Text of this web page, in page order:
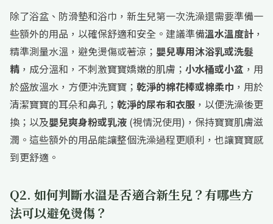
除了浴盆、防滑墊和浴巾，新生兒第一次洗澡還需要準備一
些額外的用品，以確保舒適和安全。建議準備溫水溫度計 ，
精準測量水溫，避免燙傷或著涼； 嬰兒專用沐浴乳或洗髮
精 ，成分溫和，不刺激寶寶嬌嫩的肌膚； 小水桶或小盆 ，用
於盛放溫水，方便沖洗寶寶； 乾淨的棉花棒或棉柔巾 ，用於
清潔寶寶的耳朵和鼻孔； 乾淨的尿布和衣服 ，以便洗澡後更
換；以及嬰兒爽身粉或乳液 (視情況使用)，保持寶寶肌膚滋
潤。這些額外的用品能讓整個洗澡過程更順利，也讓寶寶感
到更舒適。
Q2. 如何判斷水溫是否適合新生兒？有哪些方
法可以避免燙傷？